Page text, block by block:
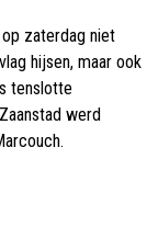
zaterdag niet
hijsen, maar ook
tenslotte
werd